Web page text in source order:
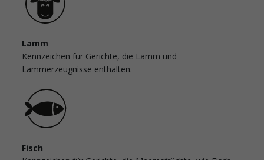
Lamm
Kennzeichen für Gerichte, die Lamm und
Lammerzeugnisse enthalten.
Fisch